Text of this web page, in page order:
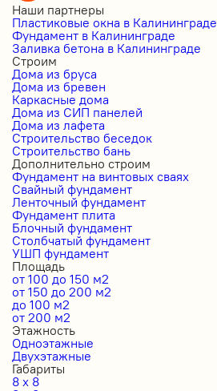
Наши партнеры
Пластиковые окна в Калининграде
Фундамент в Калининграде
Заливка бетона в Калининграде
Строим
Дома из бруса
Дома из бревен
Каркасные дома
Дома из СИП панелей
Дома из лафета
Строительство беседок
Строительство бань
Дополнительно строим
Фундамент на винтовых сваях
Свайный фундамент
Ленточный фундамент
Фундамент плита
Блочный фундамент
Столбчатый фундамент
УШП фундамент
Площадь
от 100 до 150 м2
от 150 до 200 м2
до 100 м2
от 200 м2
Этажность
Одноэтажные
Двухэтажные
Габариты
8 x 8